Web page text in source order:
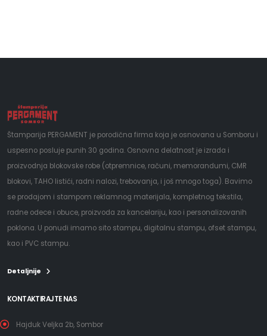
Štamparija PERGAMENT je porodična firma koja je osnovana u Somboru i
uspesno posluje punih 30 godina. Osnovna delatnost je izrada i
proizvodnja blokovske robe (otpremnice, računi, memorandumi, CMR
blokovi, TAHO listići, radni nalozi, trebovanja, i još mnogo toga). Bavimo
se prodajom i stampom reklamnog materijala, kompletnog tekstila,
radne odece i obuce, proizvoda za kancelariju, kao i personalizovanih
poklona. U ponudi imamo sito stampu, digitalnu stampu, ofset stampu,
kao i PVC stampu.
Detaljnije
KONTAKTIRAJTE NAS
Hajduk Veljka 2b, Sombor